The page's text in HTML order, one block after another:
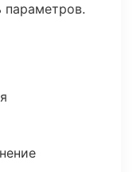
параметров.